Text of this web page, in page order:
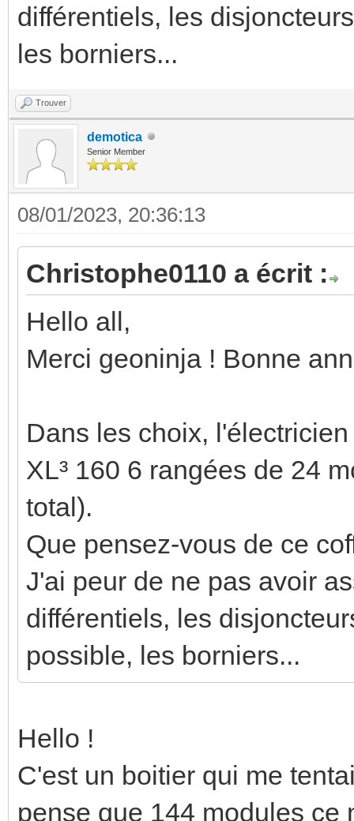
différentiels, les
les borniers...
Trouver
demotica
Senior Member
08/01/2023, 20:36:13
Christophe0110 a écrit :
Hello all,
Merci geoninja ! Bonne
Dans les choix,
XL³ 160 6 rangées de 24
total).
Que pensez-vous de ce
J'ai peur de ne pas avoir
différentiels, les
possible, les borniers...
Hello !
C'est un boitier qui me
pense que 144 modules ce